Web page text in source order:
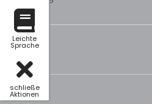
Leichte
Sprache
schließe
Aktionen